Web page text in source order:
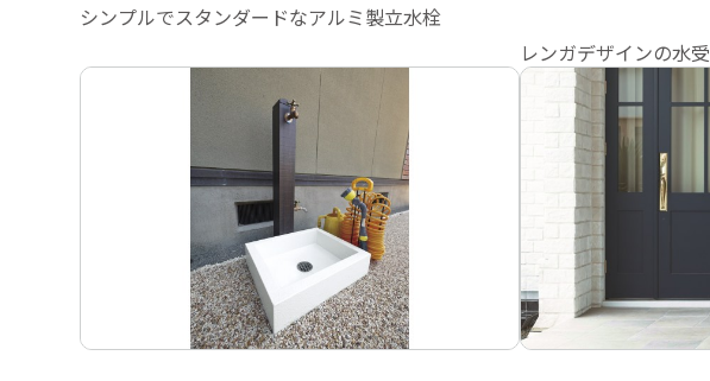
シンプルでスタンダードなアルミ製立水栓
レンガデザインの水